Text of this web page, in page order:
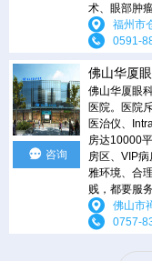
术、眼部肿
福州市
0591-
咨询
佛山华厦
佛山华厦眼
医院。医院
医治仪、
房达10000
房区、VIP
雅环境、合
贱，都要服
佛山市
0757-